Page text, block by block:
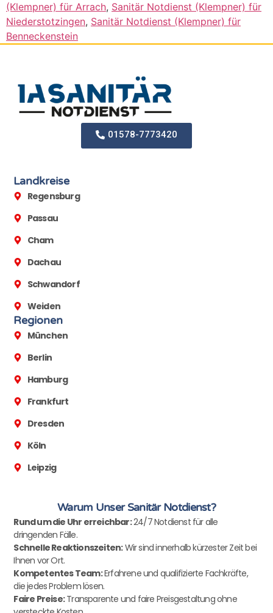
(Klempner) für Arrach, Sanitär Notdienst (Klempner) für
Niederstotzingen, Sanitär Notdienst (Klempner) für
Benneckenstein
01578-7773420
Landkreise
Regensburg
Passau
Cham
Dachau
Schwandorf
Weiden
Regionen
München
Berlin
Hamburg
Frankfurt
Dresden
Köln
Leipzig
Warum Unser Sanitär Notdienst?
Rund um die Uhr erreichbar:24/7 Notdienst für alle
dringenden Fälle.
Schnelle Reaktionszeiten:Wir sind innerhalb kürzester Zeit bei
Ihnen vor Ort.
Kompetentes Team:Erfahrene und qualifizierte Fachkräfte,
die jedes Problem lösen.
Faire Preise:Transparente und faire Preisgestaltung ohne